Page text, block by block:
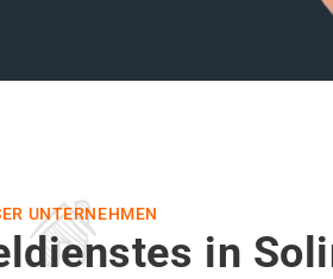
UNTERNEHMEN
in